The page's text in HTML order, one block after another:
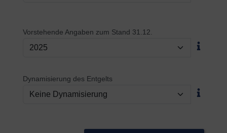
Vorstehende Angaben zum Stand 31.12.
Dynamisierung des Entgelts